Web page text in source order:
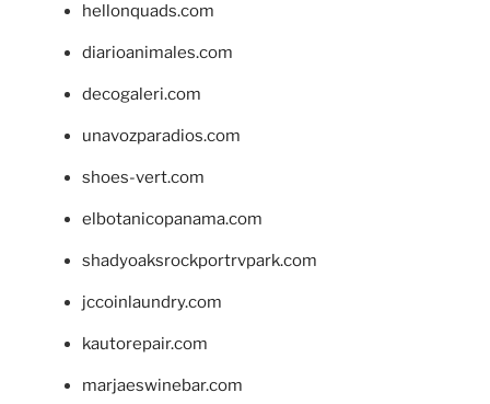
hellonquads.com
diarioanimales.com
decogaleri.com
unavozparadios.com
shoes-vert.com
elbotanicopanama.com
shadyoaksrockportrvpark.com
jccoinlaundry.com
kautorepair.com
marjaeswinebar.com